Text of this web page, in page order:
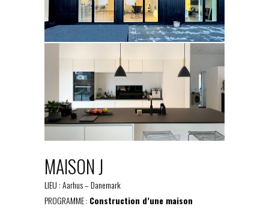
MAISON J
LIEU : Aarhus – Danemark
PROGRAMME : Construction d’une maison